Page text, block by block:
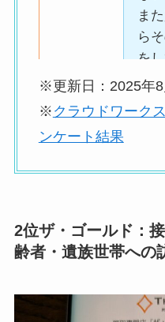
ま
ら
を
取
く
て
良い評判
査
う
※更新日：2025年8
※ クラウドワークス
ンケート結果
2位ザ・ゴールド：
齢者・遺族世帯への